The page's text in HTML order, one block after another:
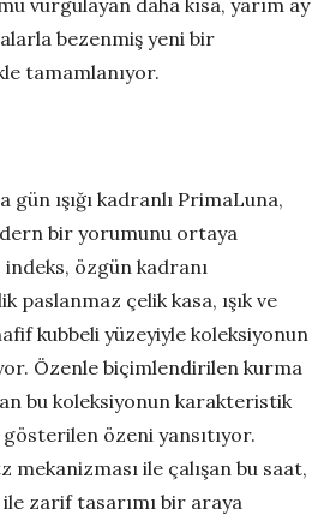
bezenmiş yeni bir
tamamlanıyor.
ışığı kadranlı PrimaLuna,
bir yorumunu ortaya
özgün kadranı
paslanmaz çelik kasa, ışık ve
kubbeli yüzeyiyle koleksiyonun
Özenle biçimlendirilen kurma
bu koleksiyonun karakteristik
özeni yansıtıyor.
mekanizması ile çalışan bu saat,
zarif tasarımı bir araya